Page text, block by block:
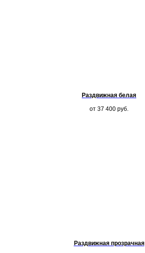
Раздвижная белая
от 37 400 руб.
Раздвижная прозрачная